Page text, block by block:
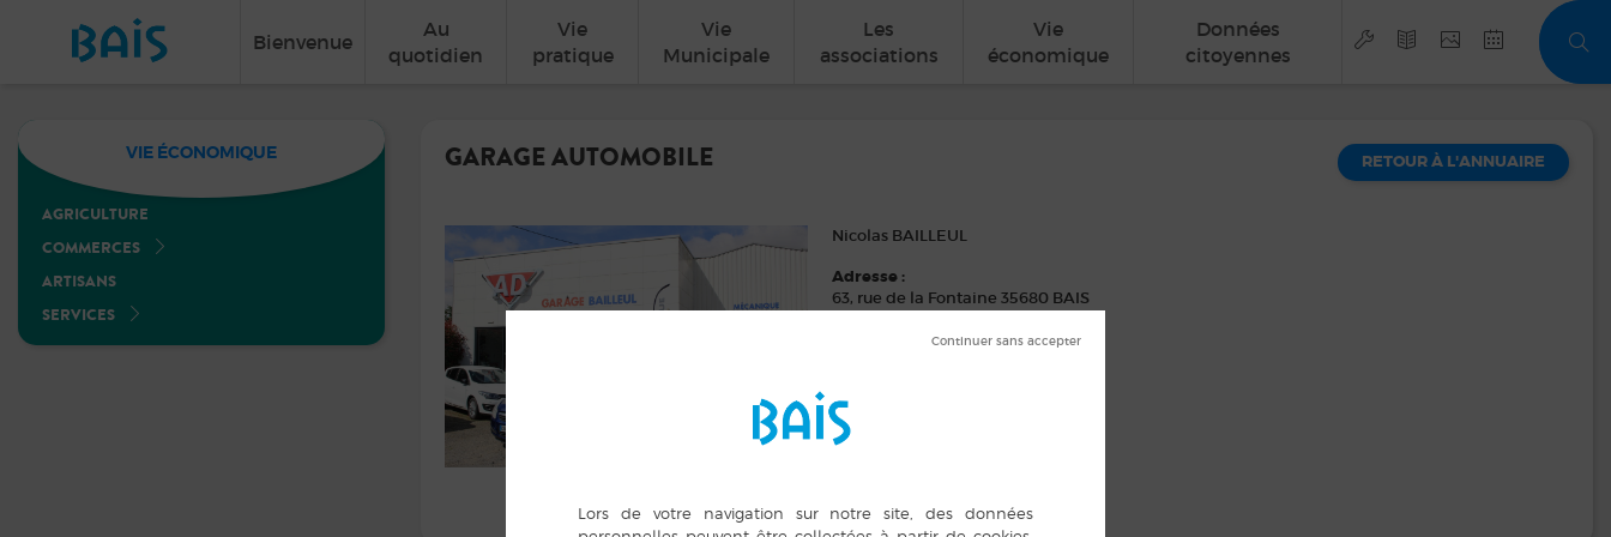
Bienvenue
Au
quotidien
Vie
pratique
Vie
Municipale
Les
associations
Vie
économique
Données
citoyennes
VIE ÉCONOMIQUE
AGRICULTURE
COMMERCES
ARTISANS
SERVICES
GARAGE AUTOMOBILE RETOUR À L'ANNUAIRE
Nicolas BAILLEUL
Adresse :
63, rue de la Fontaine 35680 BAIS
http://www.garagebailleul.com